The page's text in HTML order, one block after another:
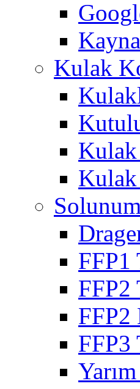
Kulak
Kulak
Kulak
FFP1
FFP2
FFP2
FFP3